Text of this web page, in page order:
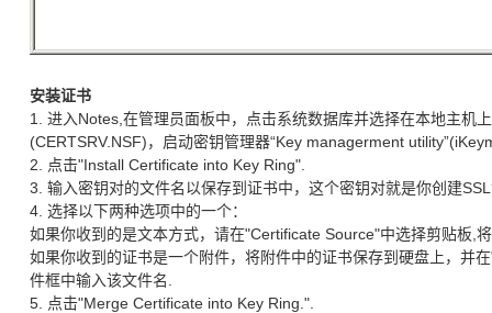
安装证书
进入Notes,在管理员面板中，点击系统数据库并选择在本地主机
(CERTSRV.NSF)，启动密钥管理器“Key managerment
点击"Install Certificate into Key Ring".
输入密钥对的文件名以保存到证书中，这个密钥对就是你创建
选择以下两种选项中的一个：
如果你收到的是文本方式，请在"Certificate Source"中选择剪贴板,
如果你收到的证书是一个附件，将附件中的证书保存到硬盘上，并
件框中输入该文件名.
点击"Merge Certificate into Key Ring.".